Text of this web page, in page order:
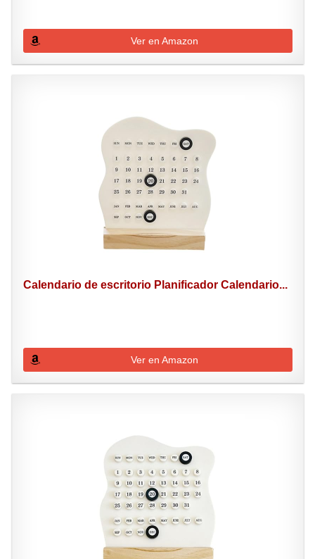
Ver en Amazon
Calendario de escritorio Planificador Calendario...
Ver en Amazon